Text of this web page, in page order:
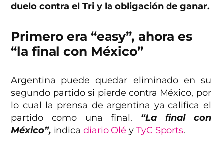
duelo contra el Tri y la obligación de ganar.
Primero era “easy”, ahora es
“la final con México”
Argentina puede quedar eliminado en su
segundo partido si pierde contra México, por
lo cual la prensa de argentina ya califica el
partido como una final. “La final con
México”, indicadiario OléyTyC Sports.